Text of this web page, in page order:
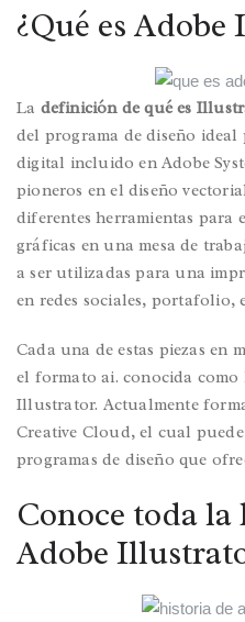
¿Qué es
La definición de qué es
del programa de diseño ideal
digital incluido en Adobe
pioneros en el diseño
diferentes herramientas para
gráficas en una mesa de
a ser utilizadas para una
en redes sociales, portafolio,
Cada una de estas piezas en
el formato ai. conocida como
Illustrator. Actualmente
Creative Cloud, el cual
programas de diseño que
Conoce toda
Adobe